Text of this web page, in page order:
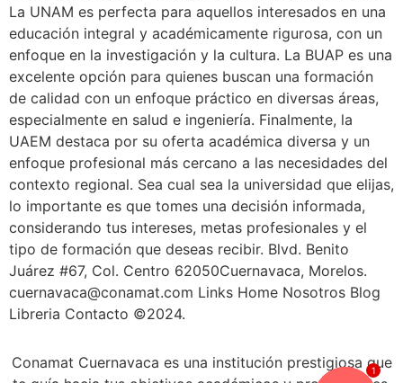
La UNAM es perfecta para aquellos interesados en una
educación integral y académicamente rigurosa, con un
enfoque en la investigación y la cultura. La BUAP es una
excelente opción para quienes buscan una formación
de calidad con un enfoque práctico en diversas áreas,
especialmente en salud e ingeniería. Finalmente, la
UAEM destaca por su oferta académica diversa y un
enfoque profesional más cercano a las necesidades del
contexto regional. Sea cual sea la universidad que elijas,
lo importante es que tomes una decisión informada,
considerando tus intereses, metas profesionales y el
tipo de formación que deseas recibir. Blvd. Benito
Juárez #67, Col. Centro 62050Cuernavaca, Morelos.
cuernavaca@conamat.com Links Home Nosotros Blog
Libreria Contacto ©2024.
Conamat Cuernavaca es una institución prestigiosa que
1